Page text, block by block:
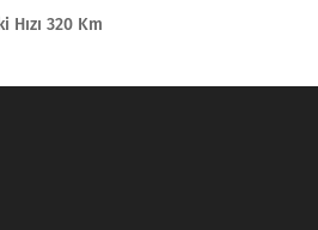
320 Km